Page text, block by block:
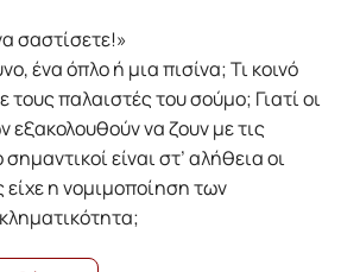
σαστίσετε!»
ένα όπλο ή μια πισίνα; Τι κοινό
τους παλαιστές του σούμο; Γιατί οι
εξακολουθούν να ζουν με τις
είναι στ’ αλήθεια οι
είχε η νομιμοποίηση των